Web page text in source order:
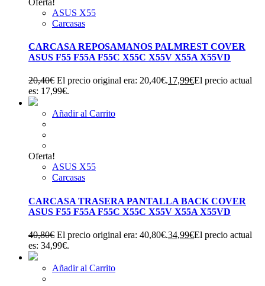
ASUS X55
Carcasas
CARCASA REPOSAMANOS PALMREST COVER
ASUS F55 F55A F55C X55C X55V X55A X55VD
20,40€ El precio original era: 20,40€.17,99€El precio actual
es: 17,99€.
Añadir al Carrito
Oferta!
ASUS X55
Carcasas
CARCASA TRASERA PANTALLA BACK COVER
ASUS F55 F55A F55C X55C X55V X55A X55VD
40,80€ El precio original era: 40,80€.34,99€El precio actual
es: 34,99€.
Añadir al Carrito